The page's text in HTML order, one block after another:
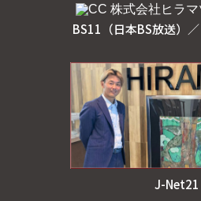
BS11（日本BS放送）
J-Net21